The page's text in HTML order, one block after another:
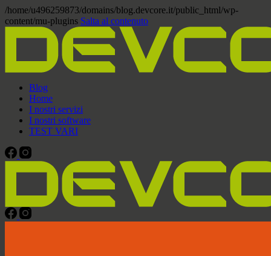
/home/u496259873/domains/blog.devcore.it/public_html/wp-
content/mu-plugins Salta al contenuto
Blog
Home
I nostri servizi
I nostri software
TEST VARI